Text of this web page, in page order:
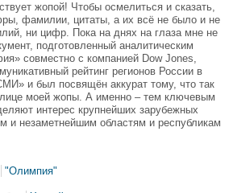
жопой! Чтобы осмелиться и сказать,
фамилии, цитаты, а их всё не было и не
ни цифр. Пока на днях на глаза мне не
подготовленный аналитическим
совместно с компанией Dow Jones,
рейтинг регионов России в
и был посвящён аккурат тому, что так
моей жопы. А именно – тем ключевым
интерес крупнейших зарубежных
и незаметнейшим областям и республикам
"Олимпия"